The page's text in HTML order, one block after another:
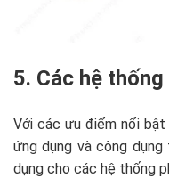
5. Các hệ
Với các ưu điểm nổi
ứng dụng và công
dụng cho các hệ thống